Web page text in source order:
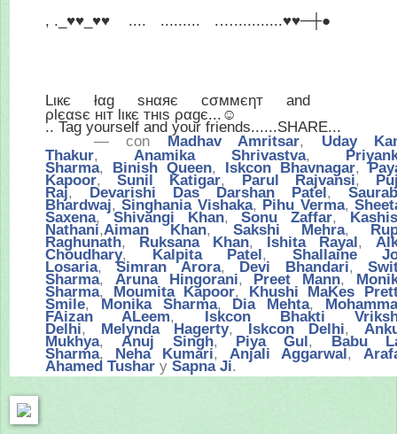
, ._♥♥_♥♥ .... ......... .…...........♥♥─┼●
Lιкє łαg sнαяє cσммєηт
and
ρlєαsє нιт lιкє тнιѕ ραgє...☺
.. Tag yourself and your friends......SHARE...
— con Madhav Amritsar, Uday
Thakur,Anamika Shrivastva,
Sharma, Binish Queen, Iskcon Bhavnagar,
Kapoor,Sunil Katigar, Parul Rajvansi,
Raj, Devarishi Das Darshan Patel,
Bhardwaj,Singhania Vishaka, Pihu Verma,
Saxena,Shivangi Khan,Sonu Zaffar,
Nathani,Aiman Khan, Sakshi Mehra,
Raghunath, Ruksana Khan, Ishita Rayal,
Choudhary, Kalpita Patel, Shallaine
Losaria,Simran Arora, Devi Bhandari,
Sharma, Aruna Hingorani, Preet Mann,
Sharma, Moumita Kapoor, Khushi MaKes
Smile,Monika Sharma, Dia Mehta,
FAizan ALeem, Iskcon Bhakti
Delhi, Melynda Hagerty, Iskcon Delhi,
Mukhya,Anuj Singh, Piya Gul, Babu
Sharma, Neha Kumari, Anjali Aggarwal,
Ahamed Tushar y Sapna Ji.